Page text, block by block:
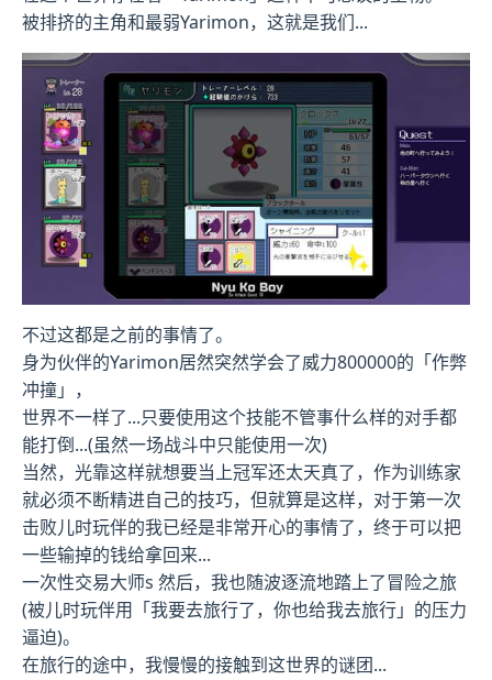
被排挤的主角和最弱Yarimon，这就是我们...
不过这都是之前的事情了。
身为伙伴的Yarimon居然突然学会了威力800000的「作弊
冲撞」，
世界不一样了...只要使用这个技能不管事什么样的对手都
能打倒...(虽然一场战斗中只能使用一次)
当然，光靠这样就想要当上冠军还太天真了，作为训练家
就必须不断精进自己的技巧，但就算是这样，对于第一次
击败儿时玩伴的我已经是非常开心的事情了，终于可以把
一些输掉的钱给拿回来...
一次性交易大师s 然后，我也随波逐流地踏上了冒险之旅
(被儿时玩伴用「我要去旅行了，你也给我去旅行」的压力
逼迫)。
在旅行的途中，我慢慢的接触到这世界的谜团...